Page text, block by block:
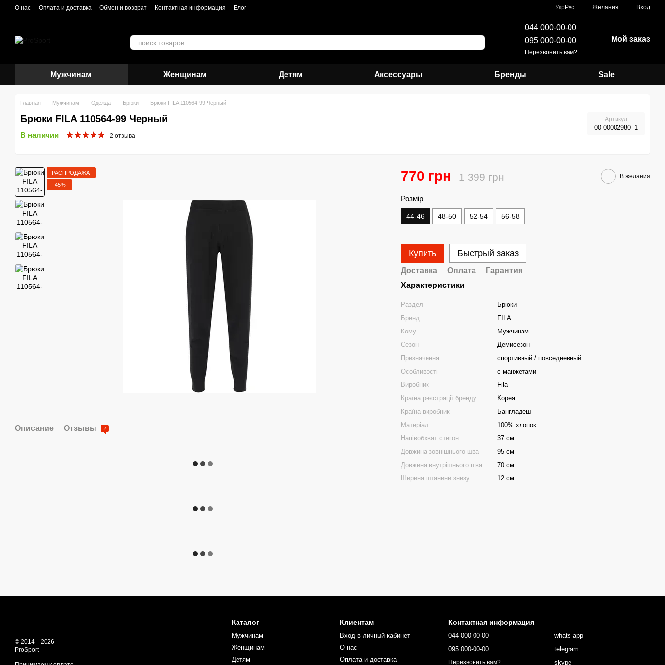
Перейти к основному контенту
О нас Оплата и доставка Обмен и возврат Контактная информация Блог Укр Рус Желания Вход
044 000-00-00
095 000-00-00
Перезвонить вам?
Мой заказ
Мужчинам Женщинам Детям Аксессуары Бренды Sale
Главная Мужчинам Одежда Брюки Брюки FILA 110564-99 Черный
Брюки FILA 110564-99 Черный Артикул
00-00002980_1
В наличии 2 отзыва
РАСПРОДАЖА
−45%
Описание Отзывы 2
770 грн 1 399 грн В желания
Розмір
44-46 48-50 52-54 56-58
Купить Быстрый заказ
Доставка Оплата
Гарантия
Характеристики
Раздел
Брюки
Бренд
FILA
Кому
Мужчинам
Сезон
Демисезон
Призначення
спортивный / повседневный
Особливості
с манжетами
Виробник
Fila
Країна реєстрації бренду
Корея
Країна виробник
Бангладеш
Матеріал
100% хлопок
Напівобхват стегон
37 см
Довжина зовнішнього шва
95 см
Довжина внутрішнього шва
70 см
Ширина штанини знизу
12 см
© 2014—2026
ProSport
Каталог
Мужчинам
Женщинам
Детям
Клиентам
Вход в личный кабинет
О нас
Оплата и доставка
Контактная информация
044 000-00-00
095 000-00-00
Перезвонить вам?
whats-app
telegram
skype